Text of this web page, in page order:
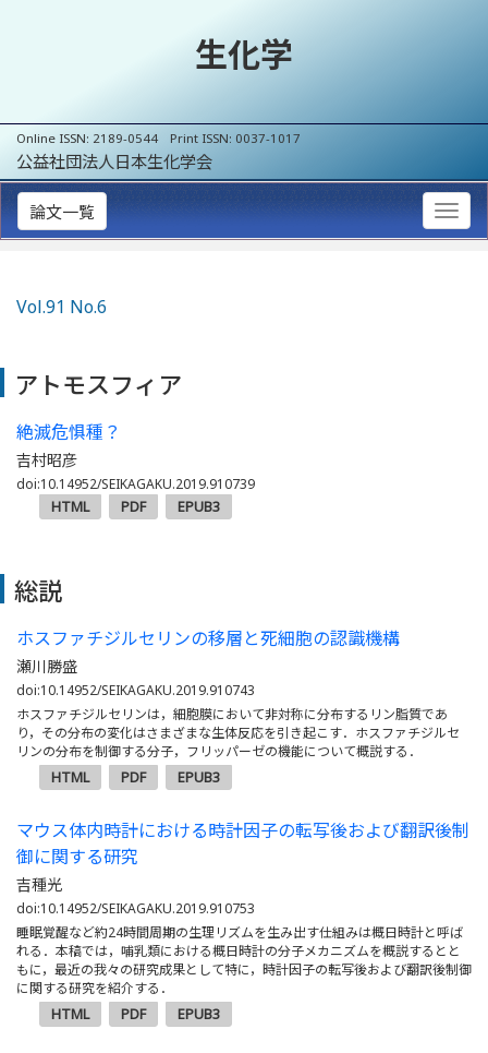
生化学
Online ISSN: 2189-0544 Print ISSN: 0037-1017
公益社団法人日本生化学会
論文一覧
Vol.91 No.6
アトモスフィア
絶滅危惧種？
吉村昭彦
doi:10.14952/SEIKAGAKU.2019.910739
HTML PDF EPUB3
総説
ホスファチジルセリンの移層と死細胞の認識機構
瀬川勝盛
doi:10.14952/SEIKAGAKU.2019.910743
ホスファチジルセリンは，細胞膜において非対称に分布するリン脂質であ
り，その分布の変化はさまざまな生体反応を引き起こす．ホスファチジルセ
リンの分布を制御する分子，フリッパーゼの機能について概説する．
HTML PDF EPUB3
マウス体内時計における時計因子の転写後および翻訳後制
御に関する研究
吉種光
doi:10.14952/SEIKAGAKU.2019.910753
睡眠覚醒など約24時間周期の生理リズムを生み出す仕組みは概日時計と呼ば
れる．本稿では，哺乳類における概日時計の分子メカニズムを概説するとと
もに，最近の我々の研究成果として特に，時計因子の転写後および翻訳後制御
に関する研究を紹介する．
HTML PDF EPUB3